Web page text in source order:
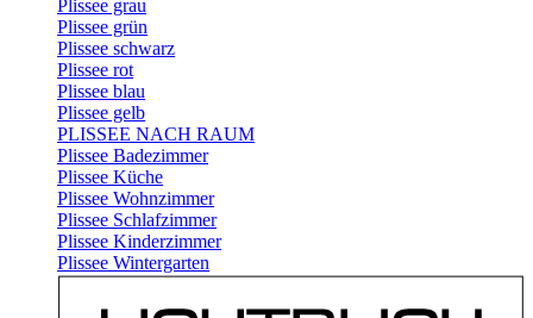
Plissee grau
Plissee grün
Plissee schwarz
Plissee rot
Plissee blau
Plissee gelb
PLISSEE NACH RAUM
Plissee Badezimmer
Plissee Küche
Plissee Wohnzimmer
Plissee Schlafzimmer
Plissee Kinderzimmer
Plissee Wintergarten